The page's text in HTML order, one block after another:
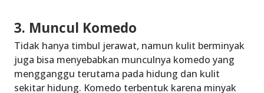
3. Muncul Komedo
Tidak hanya timbul jerawat, namun kulit berminyak
juga bisa menyebabkan munculnya komedo yang
mengganggu terutama pada hidung dan kulit
sekitar hidung. Komedo terbentuk karena minyak